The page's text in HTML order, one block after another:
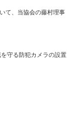
て、当協会の藤村理事
守る防犯カメラの設置